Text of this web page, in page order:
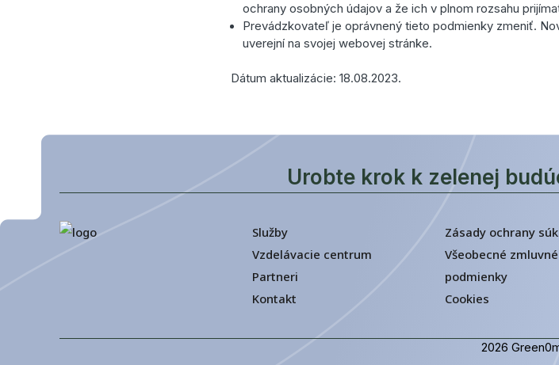
ochrany osobných údajov a že ich v plnom rozsahu
Prevádzkovateľ je oprávnený tieto podmienky zmeniť.
uverejní na svojej webovej stránke.
Dátum aktualizácie: 18.08.2023.
Urobte krok k zelenej
Služby
Vzdelávacie centrum
Partneri
Kontakt
Zásady ochrany
Všeobecné zmluvné
podmienky
Cookies
2026